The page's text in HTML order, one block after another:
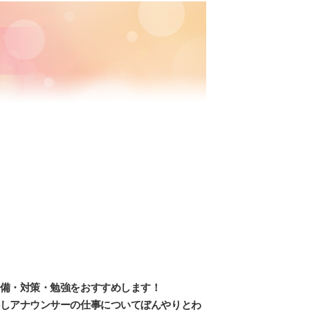
・対策・勉強をおすすめします！
アナウンサーの仕事についてぼんやりとわ